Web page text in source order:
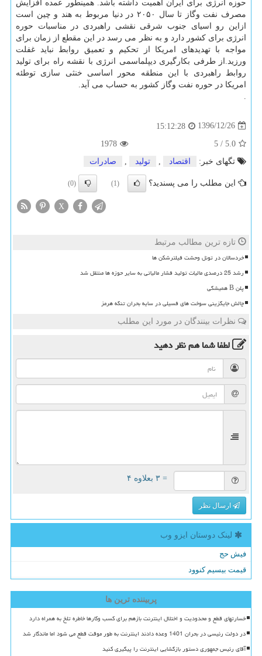
حوزه انرژی برای ایران اهمیت داشته باشد. همینطور عمده افزایش
مصرف نفت وگاز تا سال ۲۰۵۰ در دنیا مربوط به هند و چین است
ازاین رو اسیای جنوب شرقی نقشی راهبردی در مناسبات حوره
انرژی برای كشور دارد و به نظر می رسد در این مقطع از زمان برای
مواجه با تهدیدهای امریكا از تحكیم و تعمیق روابط نباید غفلت
ورزید.از طرفی بكارگیری دیپلماسمی انرژی با نقشه راه برای تولید
روابط راهبردی با این منطقه محور اساسی خنثی سازی توطئه
امریكا در حوره نفت وگاز كشور به حساب می آید.
.
1396/12/26
15:12:28
5.0
/
5
1978
تگهای خبر:
اقتصاد , تولید , صادرات
این مطلب را می پسندید؟ (1)
(0)
X
تازه ترین مطالب مرتبط
خردسالان در تونل وحشت فیلترشکن ها
رشد 25 درصدی مالیات تولید فشار مالیاتی به سایر حوزه ها منتقل شد
پلن B همیشگی
چالش جایگزینی سوخت های فسیلی در سایه بحران تنگه هرمز
نظرات بینندگان در مورد این مطلب
لطفا شما همنظر دهید
= ۳ بعلاوه ۴
ارسال نظر
لینک دوستان ایزو وب
فیش حج
قیمت بیسیم کنوود
پربیننده ترین ها
خسارتهای قطع و محدودیت و اختلال اینترنت بازهم برای کسب وکارها خاطره تلخ به همراه دارد
در دولت رئیسی در بحران 1401 وعده دادند اینترنت به طور موقت قطع می شود اما ماندگار شد
آقای رئیس جمهوری دستور بازگشایی اینترنت را پیگیری کنید